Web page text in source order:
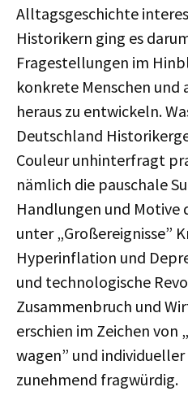
Alltagsgeschichte
Historikern ging es
Fragestellungen im
konkrete Menschen und
heraus zu entwickeln.
Deutschland
Couleur unhinterfragt
nämlich die pauschale
Handlungen und Motive
unter „Großereignisse”
Hyperinflation und
und technologische
Zusammenbruch und
erschien im Zeichen von
wagen” und
zunehmend fragwürdig.